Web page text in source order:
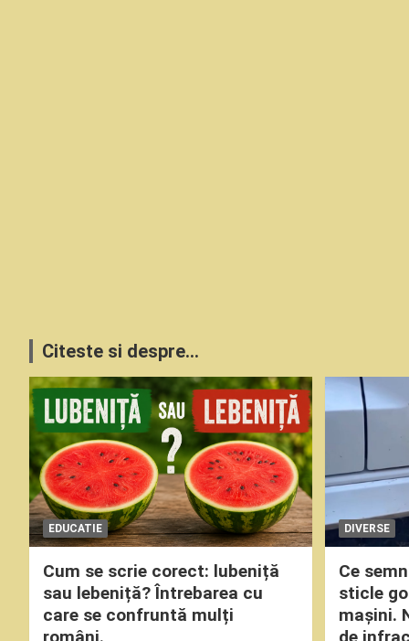
Citeste si despre...
EDUCATIE
Cum se scrie corect: lubeniță
sau lebeniță? Întrebarea cu
care se confruntă mulți
români.
DIVERSE
Ce
sticle
mașini.
de